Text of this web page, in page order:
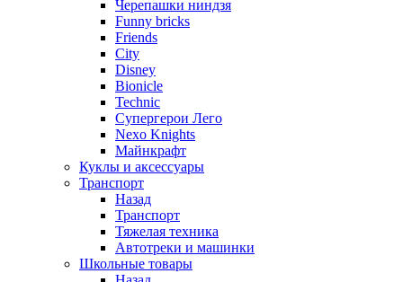
Черепашки ниндзя
Funny bricks
Friends
City
Disney
Bionicle
Technic
Супергерои Лего
Nexo Knights
Майнкрафт
Куклы и аксессуары
Транспорт
Назад
Транспорт
Тяжелая техника
Автотреки и машинки
Школьные товары